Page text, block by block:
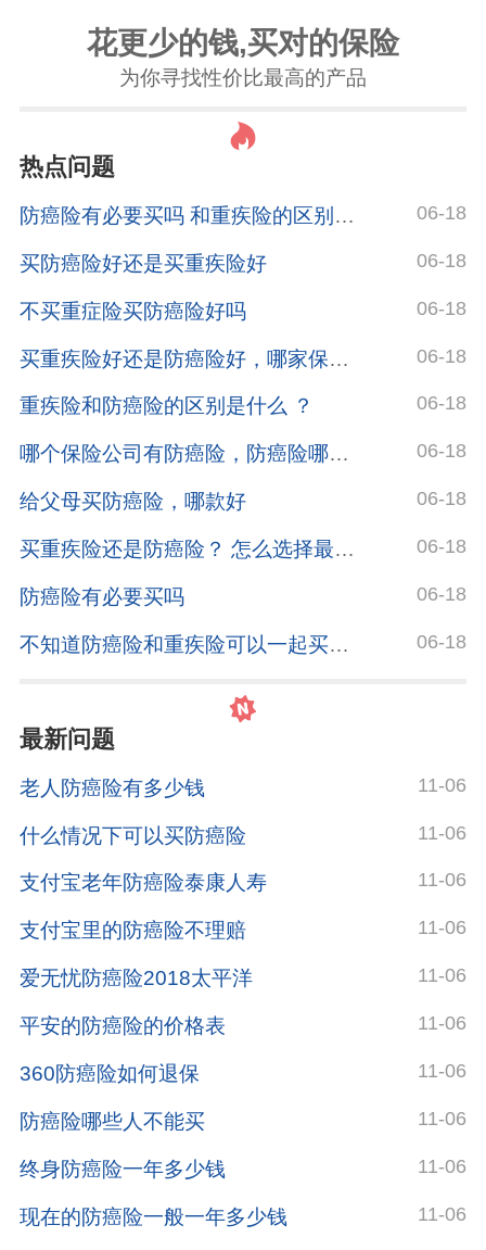
花更少的钱,买对的保险
为你寻找性价比最高的产品
热点问题
防癌险有必要买吗 和重疾险的区别是什么 06-18
买防癌险好还是买重疾险好 06-18
不买重症险买防癌险好吗 06-18
买重疾险好还是防癌险好，哪家保险公司的 06-18
重疾险和防癌险的区别是什么 ？ 06-18
哪个保险公司有防癌险，防癌险哪个保险公司买靠谱 06-18
给父母买防癌险，哪款好 06-18
买重疾险还是防癌险？ 怎么选择最好？ 06-18
防癌险有必要买吗 06-18
不知道防癌险和重疾险可以一起买么？ 06-18
最新问题
老人防癌险有多少钱 11-06
什么情况下可以买防癌险 11-06
支付宝老年防癌险泰康人寿 11-06
支付宝里的防癌险不理赔 11-06
爱无忧防癌险2018太平洋 11-06
平安的防癌险的价格表 11-06
360防癌险如何退保 11-06
防癌险哪些人不能买 11-06
终身防癌险一年多少钱 11-06
现在的防癌险一般一年多少钱 11-06